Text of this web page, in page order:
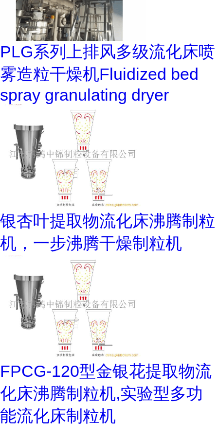
PLG系列上排风多级流化床喷
雾造粒干燥机Fluidized bed
spray granulating dryer
银杏叶提取物流化床沸腾制粒
机，一步沸腾干燥制粒机
FPCG-120型金银花提取物流
化床沸腾制粒机,实验型多功
能流化床制粒机